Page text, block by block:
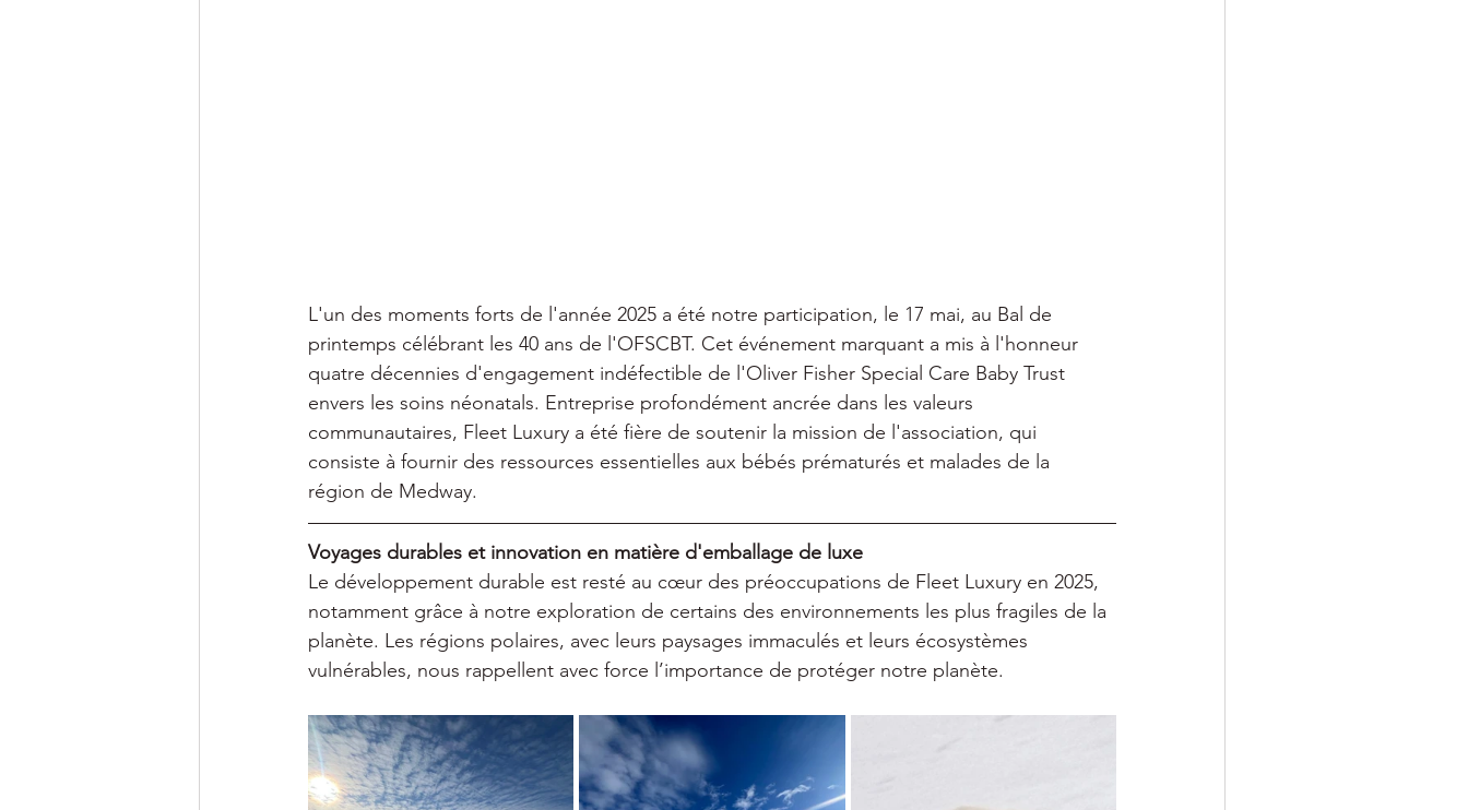
L'un des moments forts de l'année 2025 a été notre participation, le 17 mai, au Bal de
printemps célébrant les 40 ans de l'OFSCBT. Cet événement marquant a mis à l'honneur
quatre décennies d'engagement indéfectible de l'Oliver Fisher Special Care Baby Trust
envers les soins néonatals. Entreprise profondément ancrée dans les valeurs
communautaires, Fleet Luxury a été fière de soutenir la mission de l'association, qui
consiste à fournir des ressources essentielles aux bébés prématurés et malades de la
région de Medway.
Voyages durables et innovation en matière d'emballage de luxe
Le développement durable est resté au cœur des préoccupations de Fleet Luxury en 2025,
notamment grâce à notre exploration de certains des environnements les plus fragiles de la
planète. Les régions polaires, avec leurs paysages immaculés et leurs écosystèmes
vulnérables, nous rappellent avec force l’importance de protéger notre planète.